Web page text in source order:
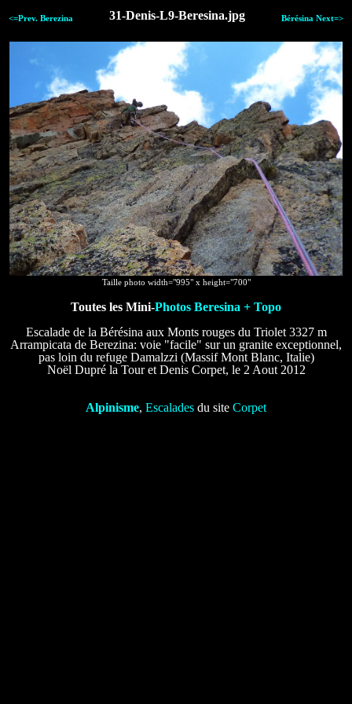
<=Prev. Berezina 31-Denis-L9-Beresina.jpg Bérésina Next=>
Taille photo width="995" x height="700"
Toutes les Mini-Photos Beresina + Topo
Escalade de la Bérésina aux Monts rouges du Triolet 3327 m
Arrampicata de Berezina: voie "facile" sur un granite exceptionnel,
pas loin du refuge Damalzzi (Massif Mont Blanc, Italie)
Noël Dupré la Tour et Denis Corpet, le 2 Aout 2012
Alpinisme, Escalades du site Corpet